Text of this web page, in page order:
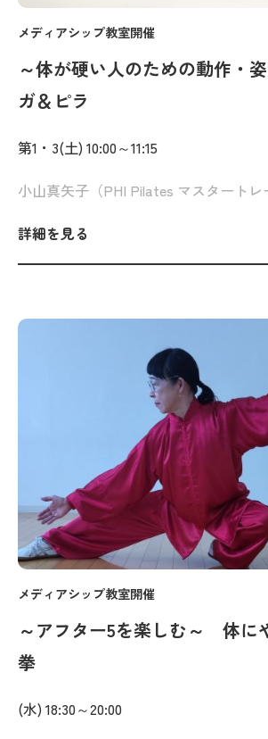
メディアシップ教室開催
～体が硬い人のための動作・
ガ＆ピラ
第1・3(土) 10:00～11:15
詳細を見る
メディアシップ教室開催
～アフター5を楽しむ～ 体に
拳
(水) 18:30～20:00